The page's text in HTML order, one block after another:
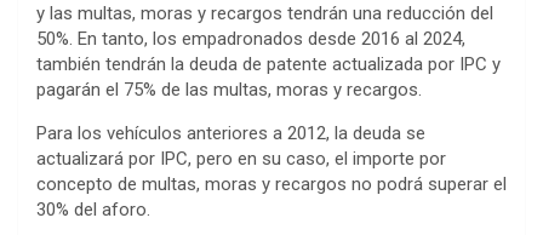
y las multas, moras y recargos tendrán una reducción del
50%. En tanto, los empadronados desde 2016 al 2024,
también tendrán la deuda de patente actualizada por IPC y
pagarán el 75% de las multas, moras y recargos.
Para los vehículos anteriores a 2012, la deuda se
actualizará por IPC, pero en su caso, el importe por
concepto de multas, moras y recargos no podrá superar el
30% del aforo.